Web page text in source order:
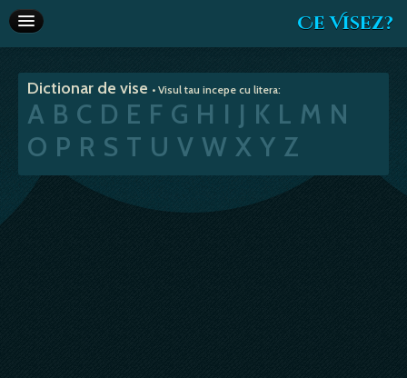
Ce Visez?
Interpretare vise
Articole
Va recomandam
Dictionar de vise • Visul tau incepe cu litera:
A B C D E F G H I J K L M N
O P R S T U V W X Y Z